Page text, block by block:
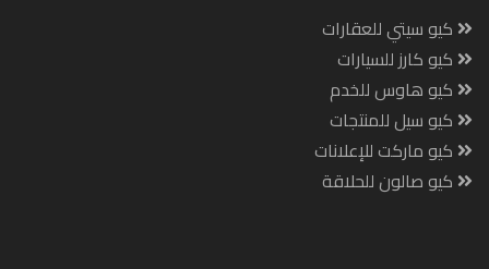
كيو سيتي للعقارات
كيو كارز للسيارات
كيو هاوس للخدم
كيو سيل للمنتجات
كيو ماركت للإعلانات
كيو صالون للحلاقة